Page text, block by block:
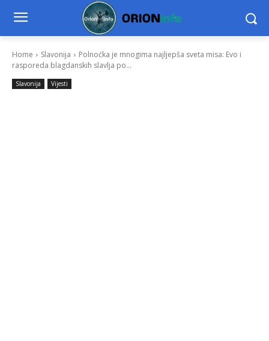
Home Slavonija
Polnoćka je mnogima najljepša sveta misa: Evo i
rasporeda blagdanskih slavlja po...
Slavonija Vijesti